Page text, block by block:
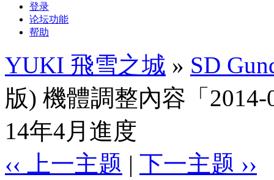
登录
论坛功能
帮助
YUKI 飛雪之城 » SD
版) 機體調整內容「
14年4月進度
‹‹ 上一主题 | 下一主题 ››